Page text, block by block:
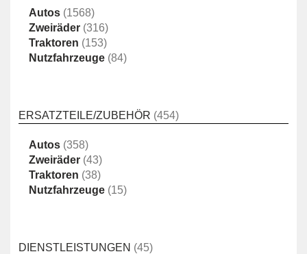
Autos (1568)
Zweiräder (316)
Traktoren (153)
Nutzfahrzeuge (84)
ERSATZTEILE/ZUBEHÖR (454)
Autos (358)
Zweiräder (43)
Traktoren (38)
Nutzfahrzeuge (15)
DIENSTLEISTUNGEN (45)